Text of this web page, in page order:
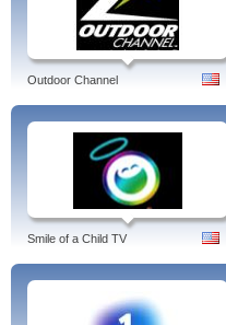
Outdoor Channel
Smile of a Child TV